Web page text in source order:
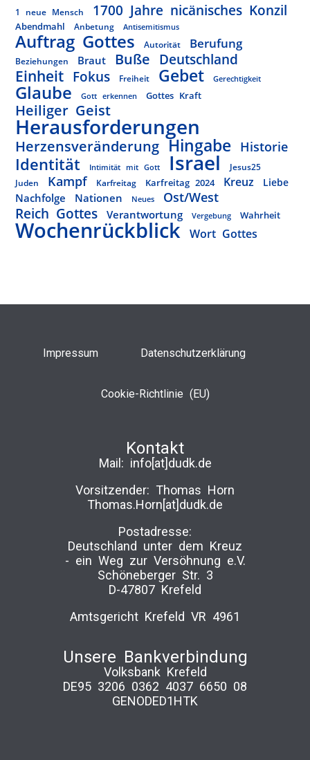
1 neue Mensch 1700 Jahre nicänisches Konzil
Abendmahl Anbetung Antisemitismus
Auftrag Gottes Autorität Berufung
Beziehungen Braut Buße Deutschland
Einheit Fokus Freiheit Gebet Gerechtigkeit
Glaube Gott erkennen Gottes Kraft
Heiliger Geist
Herausforderungen
Herzensveränderung Hingabe Historie
Identität Intimität mit Gott Israel
Jesus25
Juden
Kampf Karfreitag Karfreitag 2024 Kreuz Liebe
Nachfolge Nationen Neues Ost/West
Reich Gottes Verantwortung Vergebung Wahrheit
Wochenrückblick Wort Gottes
Impressum Datenschutzerklärung
Cookie-Richtlinie (EU)
Kontakt
Mail: info[at]dudk.de
Vorsitzender: Thomas Horn
Thomas.Horn[at]dudk.de
Postadresse:
Deutschland unter dem Kreuz
-­ ein Weg zur Versöhnung e.V.
Schöneberger Str. 3
D-47807 Krefeld
Amtsgericht Krefeld VR 4961
Unsere Bankverbindung
Volksbank Krefeld
DE95 3206 0362 4037 6650 08
GENODED1HTK